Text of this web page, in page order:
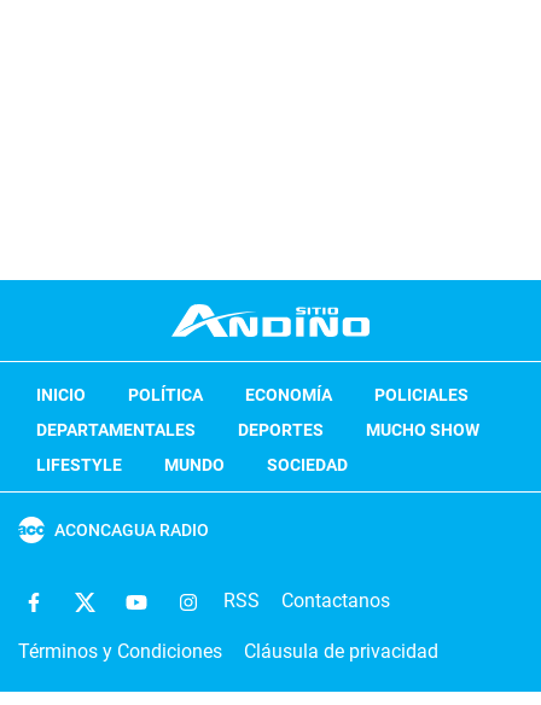
INICIO POLÍTICA ECONOMÍA
POLICIALES
DEPARTAMENTALES
DEPORTES
MUCHO SHOW
LIFESTYLE
MUNDO SOCIEDAD
ACONCAGUA RADIO
RSS Contactanos
Términos y Condiciones Cláusula de privacidad